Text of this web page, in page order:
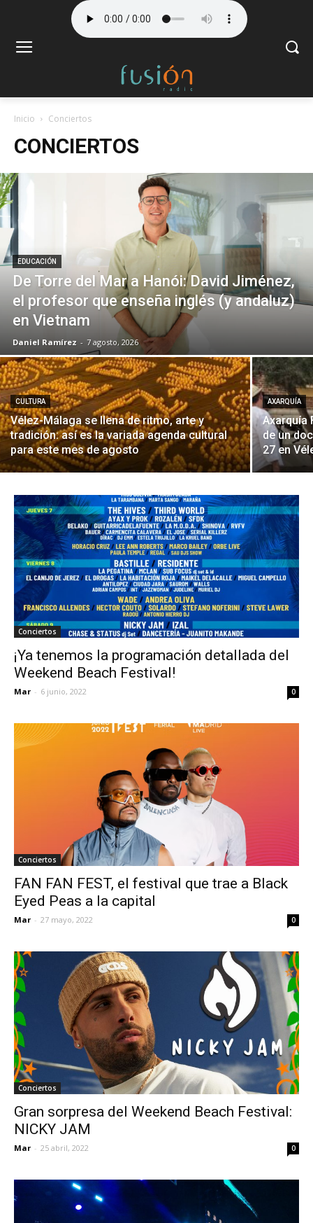
Inicio Conciertos
CONCIERTOS
EDUCACIÓN
De Torre del Mar a Hanói: David Jiménez,
el profesor que enseña inglés (y andaluz)
en Vietnam
Daniel Ramírez - 7 agosto, 2026
CULTURA
Vélez-Málaga se llena de ritmo, arte y
tradición: así es la variada agenda cultural
para este mes de agosto
AXARQUÍA
Axarquía
de un
27 en
Conciertos
¡Ya tenemos la programación detallada del
Weekend Beach Festival!
Mar - 6 junio, 2022 0
Conciertos
FAN FAN FEST, el festival que trae a Black
Eyed Peas a la capital
Mar - 27 mayo, 2022 0
Conciertos
Gran sorpresa del Weekend Beach Festival:
NICKY JAM
Mar - 25 abril, 2022 0